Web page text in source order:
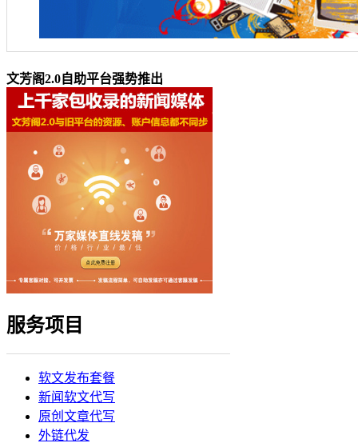
文芳阁2.0自助平台强势推出
服务项目
软文发布套餐
新闻软文代写
原创文章代写
外链代发